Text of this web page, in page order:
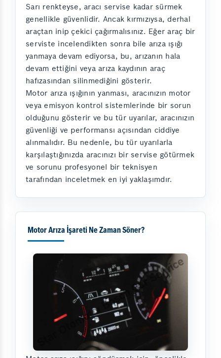
Sarı renkteyse, aracı servise kadar sürmek
genellikle güvenlidir. Ancak kırmızıysa, derhal
araçtan inip çekici çağırmalısınız. Eğer araç bir
serviste incelendikten sonra bile arıza ışığı
yanmaya devam ediyorsa, bu, arızanın hala
devam ettiğini veya arıza kaydının araç
hafızasından silinmediğini gösterir.
Motor arıza ışığının yanması, aracınızın motor
veya emisyon kontrol sistemlerinde bir sorun
olduğunu gösterir ve bu tür uyarılar, aracınızın
güvenliği ve performansı açısından ciddiye
alınmalıdır. Bu nedenle, bu tür uyarılarla
karşılaştığınızda aracınızı bir servise götürmek
ve sorunu profesyonel bir teknisyen
tarafından inceletmek en iyi yaklaşımdır.
Motor Arıza İşareti Ne Zaman Söner?